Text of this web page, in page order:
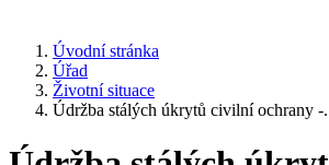
Úvodní stránka
Úřad
Životní situace
Údržba stálých úkrytů civilní ochrany -